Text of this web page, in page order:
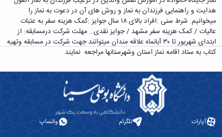
معرفی
برنامه
راهبردی
دانشگاه
نقشه
ساختار
ریاست
تحصیلات
تکمیلی
پسا
دکترا
استعدادهای
درخشان
دانشجویان
حمایت‌های
کارآفرینی
دفتر
ارتباط
با
صنعت
پردیس
و فناوری
پژوهشکده
پردیس
اصلی
مهندسی
کشاورزی
شیمی
و
نفت
و
رفاهی
رفاهی
پرسنل
اداره
رفاه
کارکنان
دانشگاه
دانشجویان
اعضای
هیأت
علمی
کارکنان
دانشجویان
التحصیلان
انجمن‌های
بسنا
پیشخوان
هدایت و راهنمایی فرزندان به نماز و روش های آن در دعوت به نماز را
میخوانیم. شرط سنی :افراد بالای ۱۸ سال جوایز :کمک هزینه سفر به عتبات
عالیات / کمک هزینه سفر مشهد / جوایز نقدی… مهلت شرکت درمسابقه: از
ابتدای شهریور تا ۳۰ آبانماه علاقه مندان میتوانند جهت شرکت در مسابقه وتهیه
کتاب به ستاد اقامه نماز استان وشهرستانها مراجعه نمایند
آپارات تلگرام واتساپ